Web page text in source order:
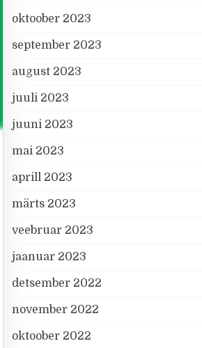
oktoober 2023
september 2023
august 2023
juuli 2023
juuni 2023
mai 2023
aprill 2023
märts 2023
veebruar 2023
jaanuar 2023
detsember 2022
november 2022
oktoober 2022